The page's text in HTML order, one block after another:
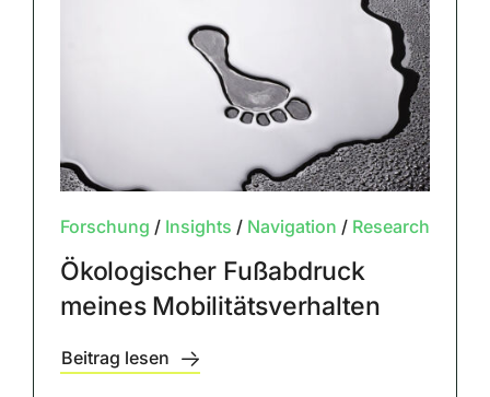
Forschung / Insights / Navigation / Research
Ökologischer Fußabdruck
meines Mobilitätsverhalten
Beitrag lesen